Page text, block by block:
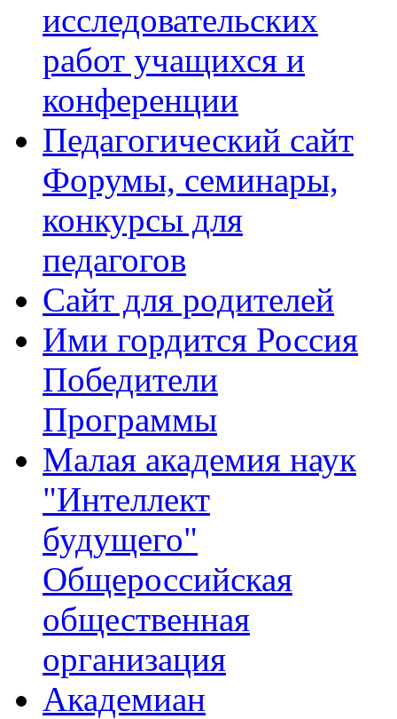
исследовательских
работ учащихся и
конференции
Педагогический сайт
Форумы, семинары,
конкурсы для
педагогов
Сайт для родителей
Ими гордится Россия
Победители
Программы
Малая академия наук
"Интеллект
будущего"
Общероссийская
общественная
организация
Академиан